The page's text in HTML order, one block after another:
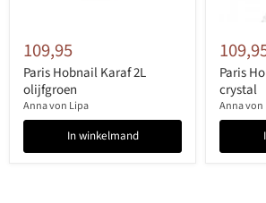
109,95
Paris Hobnail Karaf 2L
olijfgroen
Anna von Lipa
In winkelmand
Paris
crystal
Anna von